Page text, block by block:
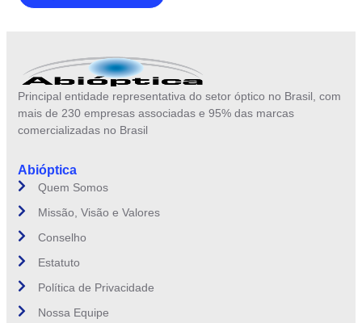
Principal entidade representativa do setor óptico no Brasil, com
mais de 230 empresas associadas e 95% das marcas
comercializadas no Brasil
Abióptica
Quem Somos
Missão, Visão e Valores
Conselho
Estatuto
Política de Privacidade
Nossa Equipe